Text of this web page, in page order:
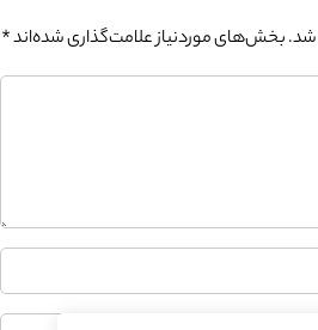
شد.بخش‌های موردنیاز علامت‌گذاری شده‌اند*